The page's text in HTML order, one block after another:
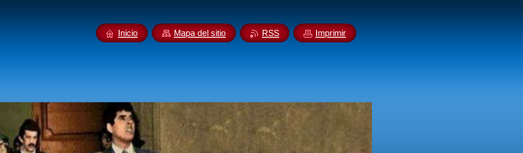
Inicio Mapa del sitio RSS Imprimir